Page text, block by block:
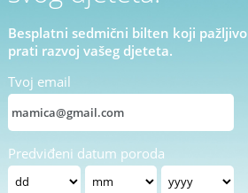
Besplatni sedmični bilten koji pažljivo
prati razvoj vašeg djeteta.
Tvoj email
Predviđeni datum poroda